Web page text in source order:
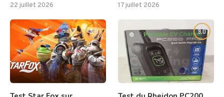
22 juillet 2026 17 juillet 2026
8.0 9.0